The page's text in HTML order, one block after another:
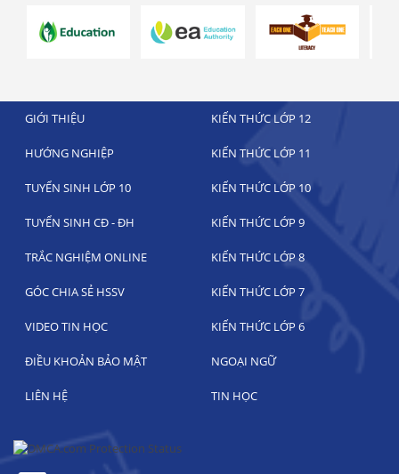
GIỚI THIỆU KIẾN THỨC LỚP 12
HƯỚNG NGHIỆP KIẾN THỨC LỚP 11
TUYỂN SINH LỚP 10 KIẾN THỨC LỚP 10
TUYỂN SINH CĐ - ĐH KIẾN THỨC LỚP 9
TRẮC NGHIỆM ONLINE KIẾN THỨC LỚP 8
GÓC CHIA SẺ HSSV KIẾN THỨC LỚP 7
VIDEO TIN HỌC KIẾN THỨC LỚP 6
ĐIỀU KHOẢN BẢO MẬT NGOẠI NGỮ
LIÊN HỆ TIN HỌC